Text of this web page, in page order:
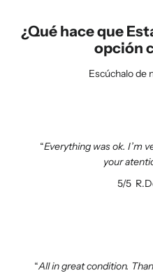
¿Qué hace que
opción
Escúchalo de
Everything was ok. I’m
your
5/5
All in great condition.